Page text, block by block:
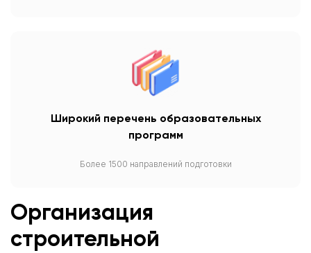
Широкий перечень образовательных
программ
Более 1500 направлений подготовки
Организация
строительной